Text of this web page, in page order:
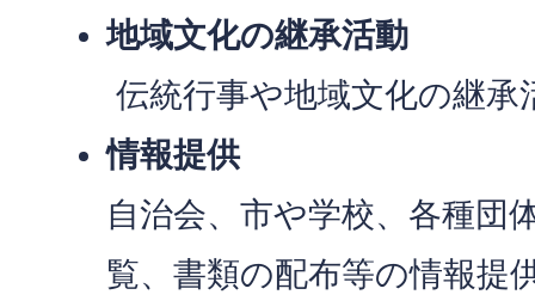
地域文化の継承活動
伝統行事や地域文化の継承
情報提供
自治会、市や学校、各種団
覧、書類の配布等の情報提